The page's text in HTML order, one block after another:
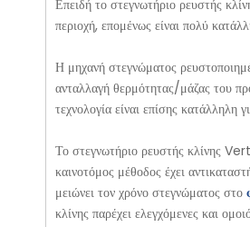
Επειδή το στεγνωτήριο ρευστής
περιοχή, επομένως είναι πολύ
Η μηχανή στεγνώματος
ανταλλαγή θερμότητας/μάζας του
τεχνολογία είναι επίσης
Το στεγνωτήριο ρευστής κλίνης
καινοτόμος μέθοδος έχει
μειώνει τον χρόνο στεγνώματος στο
κλίνης παρέχει ελεγχόμενες και